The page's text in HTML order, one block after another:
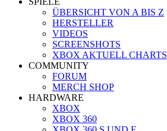
ÜBERSICHT VON A BIS Z
HERSTELLER
VIDEOS
SCREENSHOTS
XBOX AKTUELL CHARTS
COMMUNITY
FORUM
MERCH SHOP
HARDWARE
XBOX
XBOX 360